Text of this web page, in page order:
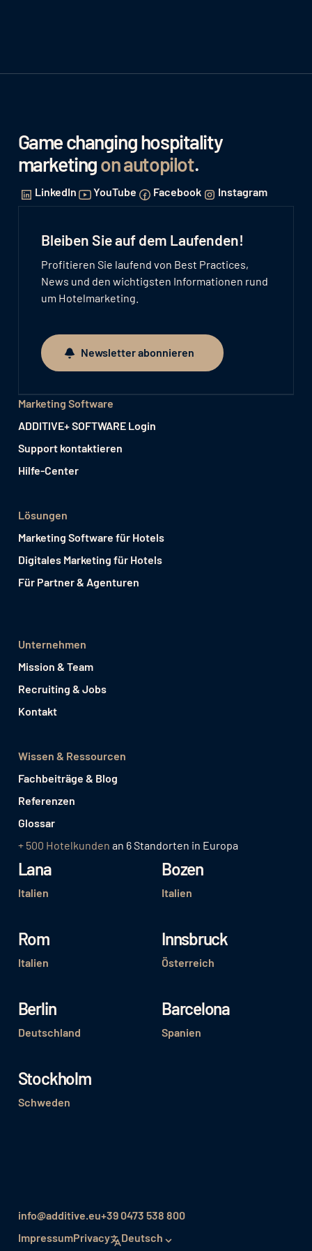
Game changing hospitality
marketingon autopilot.
LinkedIn YouTube Facebook Instagram
Bleiben Sie auf dem Laufenden!
Profitieren Sie laufend von Best Practices,
News und den wichtigsten Informationen rund
um Hotelmarketing.
Newsletter abonnieren
Newsletter abonnieren
Marketing Software
ADDITIVE+ SOFTWARE Login
Support kontaktieren
Hilfe-Center
Lösungen
Marketing Software für Hotels
Digitales Marketing für Hotels
Für Partner & Agenturen
Unternehmen
Mission & Team
Recruiting & Jobs
Kontakt
Wissen & Ressourcen
Fachbeiträge & Blog
Referenzen
Glossar
+ 500 Hotelkunden an 6 Standorten in Europa
Lana
Italien
Bozen
Italien
Rom
Italien
Innsbruck
Österreich
Berlin
Deutschland
Barcelona
Spanien
Stockholm
Schweden
info@additive.eu+39 0473 538 800
ImpressumPrivacy Deutsch